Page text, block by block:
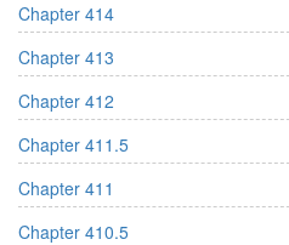
Chapter 414
Chapter 413
Chapter 412
Chapter 411.5
Chapter 411
Chapter 410.5